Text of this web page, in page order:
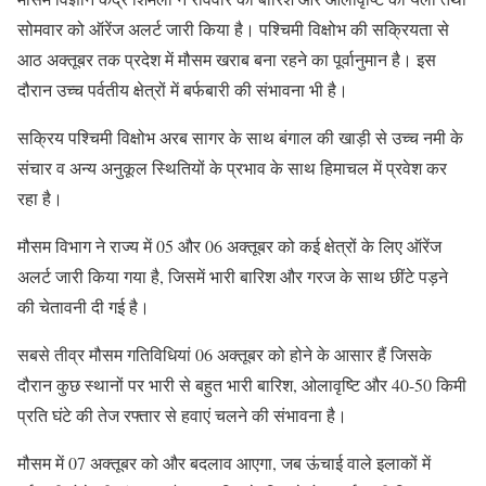
सोमवार को ऑरेंज अलर्ट जारी किया है। पश्चिमी विक्षोभ की सक्रियता से
आठ अक्तूबर तक प्रदेश में मौसम खराब बना रहने का पूर्वानुमान है। इस
दौरान उच्च पर्वतीय क्षेत्रों में बर्फबारी की संभावना भी है।
सक्रिय पश्चिमी विक्षोभ अरब सागर के साथ बंगाल की खाड़ी से उच्च नमी के
संचार व अन्य अनुकूल स्थितियों के प्रभाव के साथ हिमाचल में प्रवेश कर
रहा है।
मौसम विभाग ने राज्य में 05 और 06 अक्तूबर को कई क्षेत्रों के लिए ऑरेंज
अलर्ट जारी किया गया है, जिसमें भारी बारिश और गरज के साथ छींटे पड़ने
की चेतावनी दी गई है।
सबसे तीव्र मौसम गतिविधियां 06 अक्तूबर को होने के आसार हैं जिसके
दौरान कुछ स्थानों पर भारी से बहुत भारी बारिश, ओलावृष्टि और 40-50 किमी
प्रति घंटे की तेज रफ्तार से हवाएं चलने की संभावना है।
मौसम में 07 अक्तूबर को और बदलाव आएगा, जब ऊंचाई वाले इलाकों में